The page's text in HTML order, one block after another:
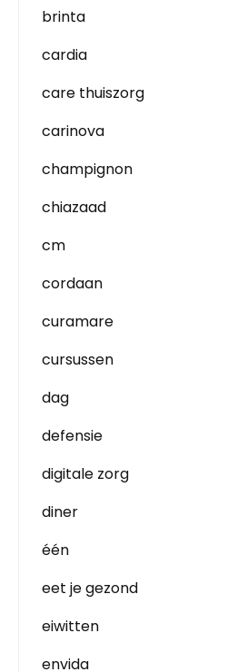
brinta
cardia
care thuiszorg
carinova
champignon
chiazaad
cm
cordaan
curamare
cursussen
dag
defensie
digitale zorg
diner
één
eet je gezond
eiwitten
envida